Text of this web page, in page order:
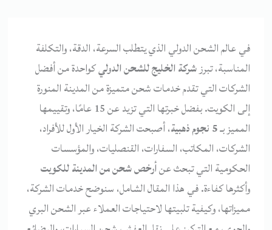
في عالم الشحن الدولي الذي يتطلب السرعة، الدقة، والتكلفة
المناسبة، تبرزشركة الخليج للشحن الدوليكواحدة من أفضل
الشركات التي تقدم خدمات شحن متميزة من المدينة المنورة
إلى الكويت. بفضل خبرتها التي تزيد عن 15 عامًا، وتقييمها
المميز بـ5 نجوم ذهبية
، أصبحت الشركة الخيار الأول للأفراد،
الشركات، المكاتب، السفارات، القنصليات، والمؤسسات
الحكومية التي تبحث عنأرخص شحن من المدينة للكويت
وأكثرها كفاءة. في هذا المقال الشامل، سنوضح خدمات الشركة،
مميزاتها، وكيفية تلبيتها لاحتياجات العملاء عبر الشحن البري